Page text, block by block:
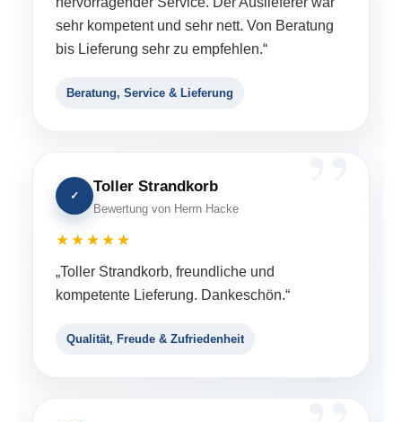
sehr kompetent und sehr nett. Von Beratung
bis Lieferung sehr zu empfehlen.“
Beratung, Service & Lieferung
✓
Toller Strandkorb
Bewertung von Herrn Hacke
★★★★★
„Toller Strandkorb, freundliche und
kompetente Lieferung. Dankeschön.“
Qualität, Freude & Zufriedenheit